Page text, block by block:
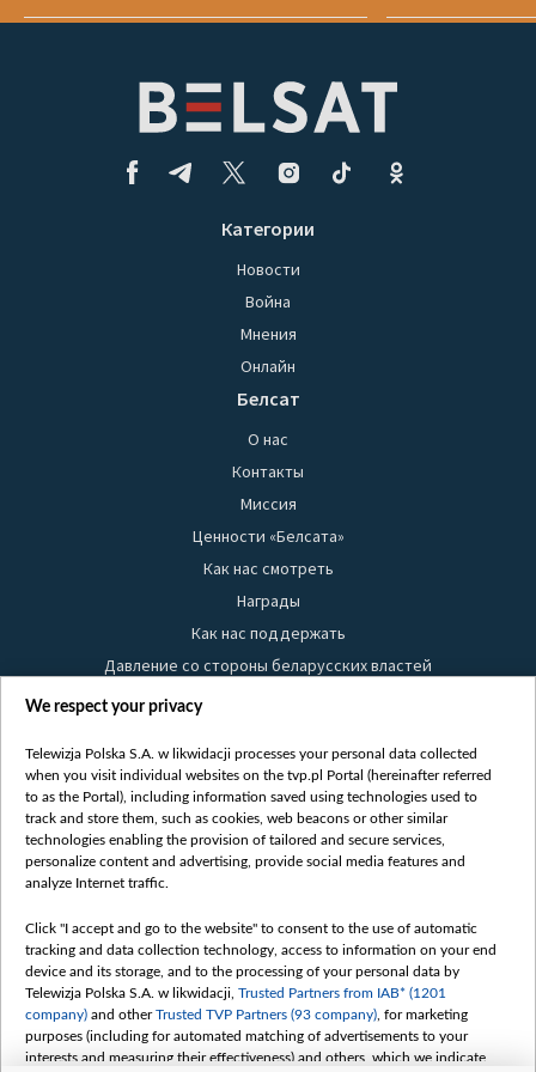
Категории
Новости
Война
Мнения
Онлайн
Белсат
О нас
Контакты
Миссия
Ценности «Белсата»
Как нас смотреть
Награды
Как нас поддержать
Давление со стороны беларусских властей
Правила использования материалов
Безопасность
Youtube
Белсат news
Белсат Life
Belsat English
Biełsat PL
Белсат Now
Белсат Shorts
Белсат History
We respect your privacy
Telewizja Polska S.A. w likwidacji processes your personal data collected
when you visit individual websites on the tvp.pl Portal (hereinafter referred
to as the Portal), including information saved using technologies used to
track and store them, such as cookies, web beacons or other similar
technologies enabling the provision of tailored and secure services,
personalize content and advertising, provide social media features and
analyze Internet traffic.
Click "I accept and go to the website" to consent to the use of automatic
tracking and data collection technology, access to information on your end
device and its storage, and to the processing of your personal data by
Telewizja Polska S.A. w likwidacji, Trusted Partners from IAB* (1201
company) and otherTrusted TVP Partners (93 company) , for marketing
purposes (including for automated matching of advertisements to your
interests and measuring their effectiveness) and others, which we indicate